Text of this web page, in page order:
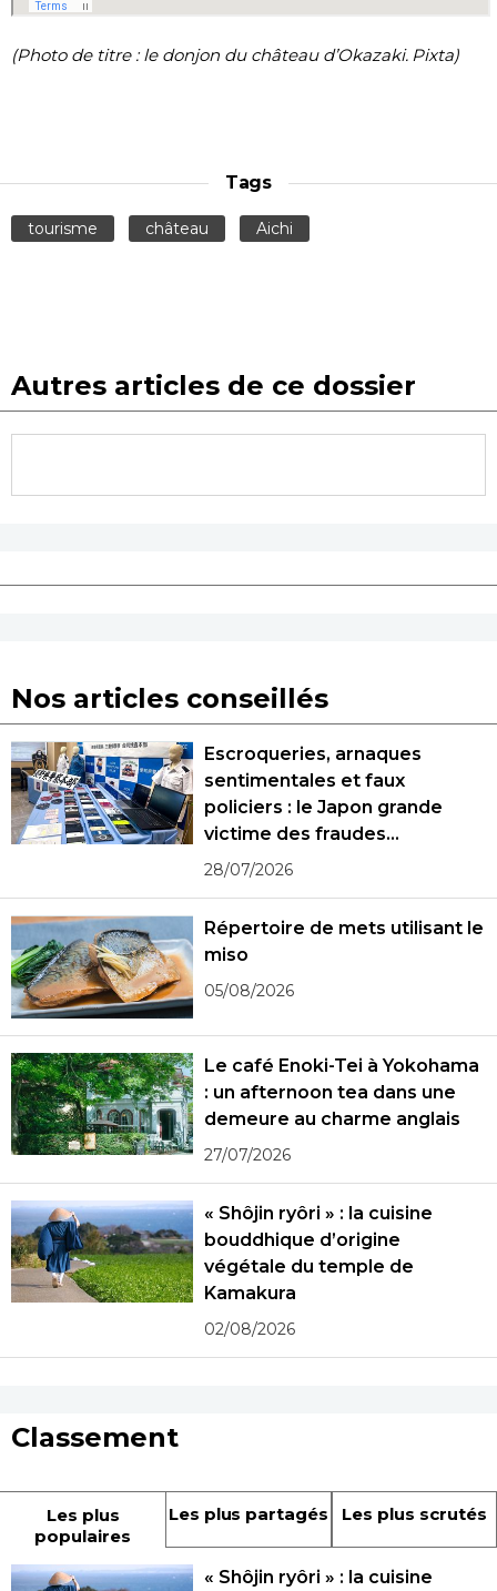
(Photo de titre : le donjon du château d’Okazaki. Pixta)
Tags
tourisme château Aichi
Autres articles de ce dossier
Nos articles conseillés
Escroqueries, arnaques
sentimentales et faux
policiers : le Japon grande
victime des fraudes
spécialisées
28/07/2026
Répertoire de mets utilisant le
miso
05/08/2026
Le café Enoki-Tei à Yokohama
: un afternoon tea dans une
demeure au charme anglais
27/07/2026
« Shôjin ryôri » : la cuisine
bouddhique d’origine
végétale du temple de
Kamakura
02/08/2026
Classement
Les plus
populaires
Les plus partagés Les plus scrutés
« Shôjin ryôri » : la cuisine